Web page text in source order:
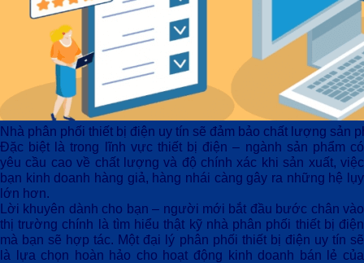
Nhà phân phối thiết bị điện uy tín sẽ đảm bảo chất lượng sản
Đặc biệt là trong lĩnh vực thiết bị điện – ngành sản phẩm có
yêu cầu cao về chất lượng và độ chính xác khi sản xuất, việc
bạn kinh doanh hàng giả, hàng nhái càng gây ra những hệ lụy
lớn hơn.
Lời khuyên dành cho bạn – người mới bắt đầu bước chân vào
thị trường chính là tìm hiểu thật kỹ nhà phân phối thiết bị điện
mà bạn sẽ hợp tác. Một đại lý phân phối thiết bị điện uy tín sẽ
là lựa chọn hoàn hảo cho hoạt động kinh doanh bán lẻ của